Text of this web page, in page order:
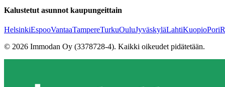
Kalustetut asunnot kaupungeittain
HelsinkiEspooVantaaTampereTurkuOuluJyväskyläLahtiKuopioPori
© 2026 Immodan Oy (3378728-4). Kaikki oikeudet pidätetään.